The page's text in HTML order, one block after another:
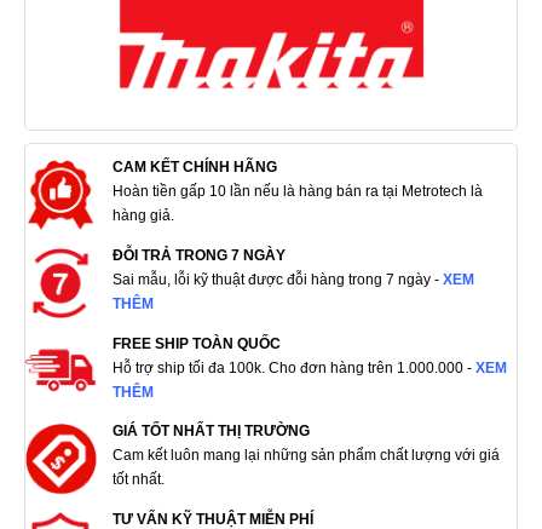
CAM KẾT CHÍNH HÃNG
Hoàn tiền gấp 10 lần nếu là hàng bán ra tại Metrotech là
hàng giả.
ĐỖI TRẢ TRONG 7 NGÀY
Sai mẫu, lỗi kỹ thuật được đỗi hàng trong 7 ngày - XEM
THÊM
FREE SHIP TOÀN QUỐC
Hỗ trợ ship tối đa 100k. Cho đơn hàng trên 1.000.000 - XEM
THÊM
GIÁ TỐT NHẤT THỊ TRƯỜNG
Cam kết luôn mang lại những sản phẩm chất lượng với giá
tốt nhất.
TƯ VẤN KỸ THUẬT MIỄN PHÍ